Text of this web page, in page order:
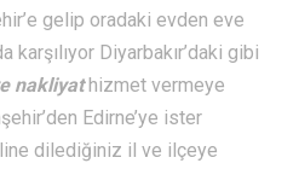
gelip oradaki evden eve
karşılıyor Diyarbakır’daki gibi
nakliyathizmet vermeye
Edirne’ye ister
dilediğiniz il ve ilçeye